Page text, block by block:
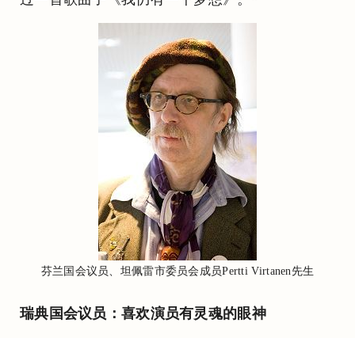
芬兰国会议员、坦佩雷市委员会成员Pertti Virtanen先生
瑞典国会议员：喜欢演员有灵魂的眼神